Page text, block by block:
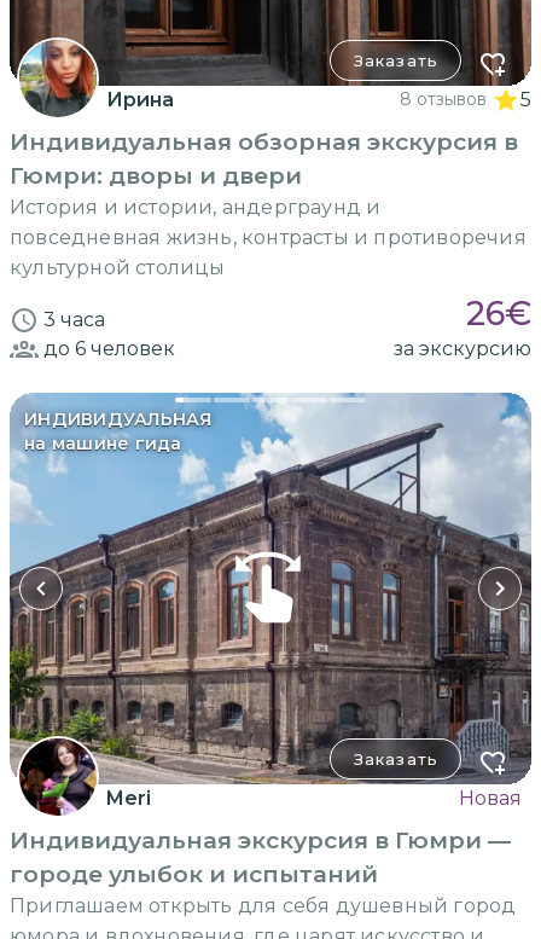
Заказать
Ирина 8 отзывов 5
Индивидуальная обзорная экскурсия в
Гюмри: дворы и двери
История и истории, андерграунд и
повседневная жизнь, контрасты и противоречия
культурной столицы
3 часа 26€
до 6 человек за экскурсию
ИНДИВИДУАЛЬНАЯ
на машине гида
Заказать
Meri Новая
Индивидуальная экскурсия в Гюмри —
городе улыбок и испытаний
Приглашаем открыть для себя душевный город